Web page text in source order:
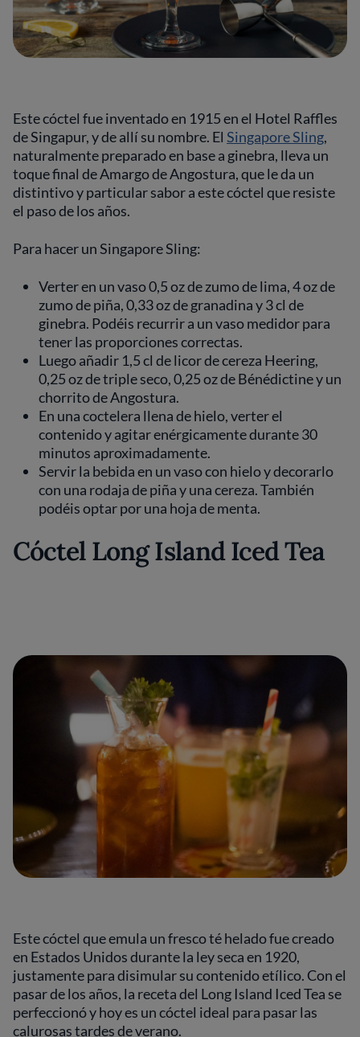
Este cóctel fue inventado en 1915 en el Hotel Raffles
de Singapur, y de allí su nombre. El Singapore Sling,
naturalmente preparado en base a ginebra, lleva un
toque final de Amargo de Angostura, que le da un
distintivo y particular sabor a este cóctel que resiste
el paso de los años.
Para hacer un Singapore Sling:
Verter en un vaso 0,5 oz de zumo de lima, 4 oz de
zumo de piña, 0,33 oz de granadina y 3 cl de
ginebra. Podéis recurrir a un vaso medidor para
tener las proporciones correctas.
Luego añadir 1,5 cl de licor de cereza Heering,
0,25 oz de triple seco, 0,25 oz de Bénédictine y un
chorrito de Angostura.
En una coctelera llena de hielo, verter el
contenido y agitar enérgicamente durante 30
minutos aproximadamente.
Servir la bebida en un vaso con hielo y decorarlo
con una rodaja de piña y una cereza. También
podéis optar por una hoja de menta.
Cóctel Long Island Iced Tea
Este cóctel que emula un fresco té helado fue creado
en Estados Unidos durante la ley seca en 1920,
justamente para disimular su contenido etílico. Con el
pasar de los años, la receta del Long Island Iced Tea se
perfeccionó y hoy es un cóctel ideal para pasar las
calurosas tardes de verano.